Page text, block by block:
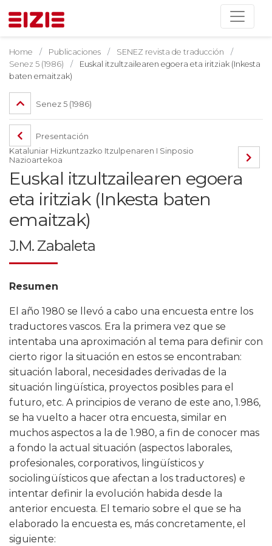
Home Publicaciones
SENEZ revista de traducción
Senez 5 (1986)
Euskal itzultzailearen egoera eta iritziak (Inkesta
baten emaitzak)
Senez 5 (1986)
Presentación
Kataluniar Hizkuntzazko Itzulpenaren I Sinposio
Nazioartekoa
Euskal itzultzailearen egoera
eta iritziak (Inkesta baten
emaitzak)
J.M. Zabaleta
Resumen
El año 1980 se llevó a cabo una encuesta entre los
traductores vascos. Era la primera vez que se
intentaba una aproximación al tema para definir con
cierto rigor la situación en estos se encontraban:
situación laboral, necesidades derivadas de la
situación lingüística, proyectos posibles para el
futuro, etc. A principios de verano de este ano, 1.986,
se ha vuelto a hacer otra encuesta, similar en
muchos aspectos a la de 1.980, a fin de conocer mas
a fondo la actual situación (aspectos laborales,
profesionales, corporativos, lingüísticos y
sociolingüísticos que afectan a los traductores) e
intentar definir la evolución habida desde la
anterior encuesta. El temario sobre el que se ha
elaborado la encuesta es, más concretamente, el
siguiente: